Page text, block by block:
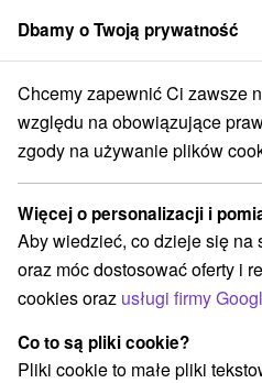
członek grupySorger
Žilinský kraj Trstená
Rejsy widokowe -
Wyświetl stronę internetową
+421 915 135 537
Facebook
Dbamy o Twoją prywatność
Chcemy zapewnić Ci zawsze
względu na obowiązujące
zgody na używanie plików
Więcej o personalizacji i
Aby wiedzieć, co dzieje się na
oraz móc dostosować oferty i
cookies oraz usługi firmy
Co to są pliki cookie?
Pliki cookie to małe pliki